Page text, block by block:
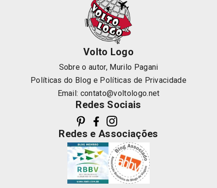
Volto Logo
Sobre o autor, Murilo Pagani
Políticas do Blog e Políticas de Privacidade
Email: contato@voltologo.net
Redes Sociais
Redes e Associações